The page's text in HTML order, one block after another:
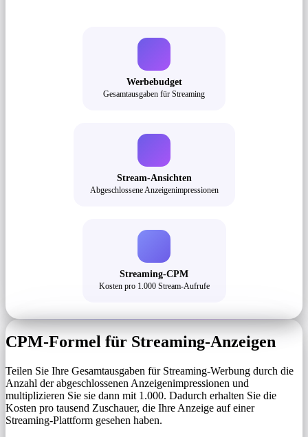
Werbebudget
Gesamtausgaben für Streaming
Stream-Ansichten
Abgeschlossene Anzeigenimpressionen
Streaming-CPM
Kosten pro 1.000 Stream-Aufrufe
CPM-Formel für Streaming-Anzeigen
Teilen Sie Ihre Gesamtausgaben für Streaming-Werbung durch die
Anzahl der abgeschlossenen Anzeigenimpressionen und
multiplizieren Sie sie dann mit 1.000. Dadurch erhalten Sie die
Kosten pro tausend Zuschauer, die Ihre Anzeige auf einer
Streaming-Plattform gesehen haben.